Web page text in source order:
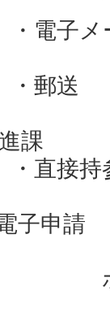
子メ
課
健
募
ー